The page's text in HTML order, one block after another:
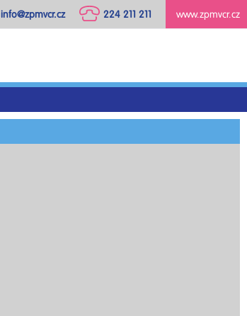
www.zpmvcr.cz
224 211 211
info@zpmvcr.cz